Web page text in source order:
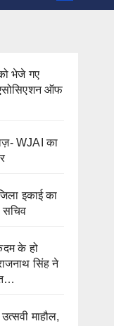
भेजे गए
ऑफ
WJAI का
इकाई का
के हो
सिंह ने
माहौल,